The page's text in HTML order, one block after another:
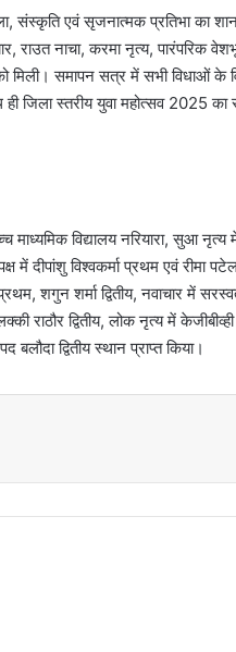
संस्कृति एवं सृजनात्मक प्रतिभा का
राउत नाचा, करमा नृत्य, पारंपरिक
समापन सत्र में सभी विधाओं के
ही जिला स्तरीय युवा महोत्सव 2025
माध्यमिक विद्यालय नरियारा, सुआ
में दीपांशु विश्वकर्मा प्रथम एवं रीमा
शगुन शर्मा द्वितीय, नवाचार में
द्वितीय, लोक नृत्य में
द्वितीय स्थान प्राप्त किया।